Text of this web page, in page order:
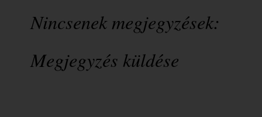
Nincsenek megjegyzések:
Megjegyzés küldése